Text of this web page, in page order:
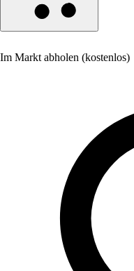
Im Markt abholen (kostenlos)